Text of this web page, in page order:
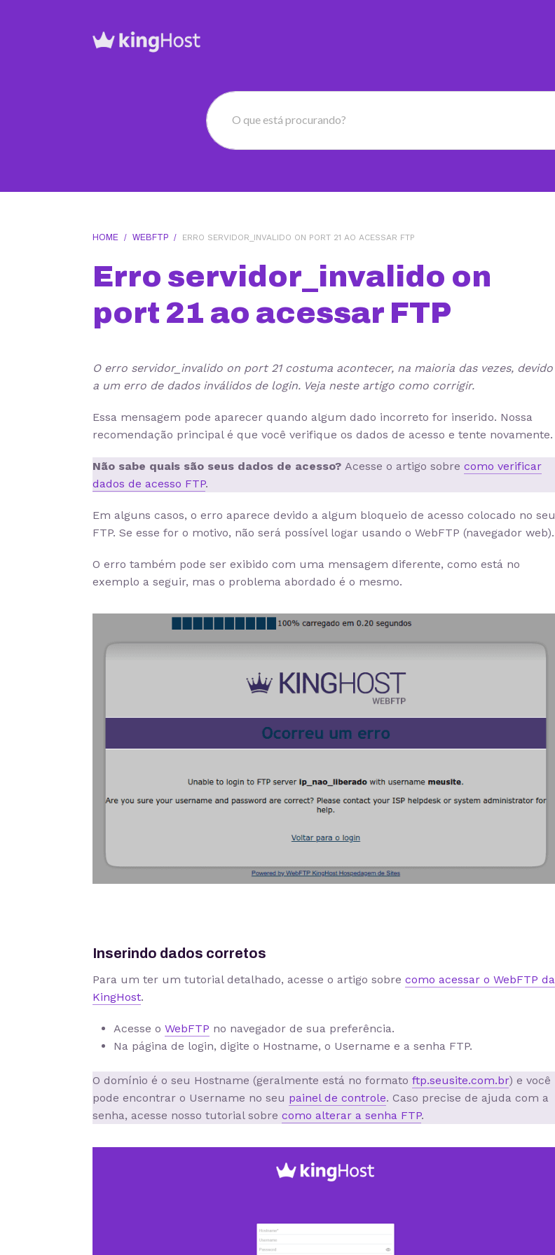
O que está procurando?
HOME / WEBFTP / ERRO SERVIDOR_INVALIDO ON PORT 21 AO ACESSAR FTP
Erro servidor_invalido on
port 21 ao acessar FTP
O erro servidor_invalido on port 21 costuma acontecer, na maioria das vezes, devido
a um erro de dados inválidos de login. Veja neste artigo como corrigir.
Essa mensagem pode aparecer quando algum dado incorreto for inserido. Nossa
recomendação principal é que você verifique os dados de acesso e tente novamente.
Não sabe quais são seus dados de acesso? Acesse o artigo sobre como verificar
dados de acesso FTP.
Em alguns casos, o erro aparece devido a algum bloqueio de acesso colocado no seu
FTP. Se esse for o motivo, não será possível logar usando o WebFTP (navegador web).
O erro também pode ser exibido com uma mensagem diferente, como está no
exemplo a seguir, mas o problema abordado é o mesmo.
Inserindo dados corretos
Para um ter um tutorial detalhado, acesse o artigo sobre como acessar o WebFTP da
KingHost.
Acesse o WebFTP no navegador de sua preferência.
Na página de login, digite o Hostname, o Username e a senha FTP.
O domínio é o seu Hostname (geralmente está no formato ftp.seusite.com.br) e você
pode encontrar o Username no seu painel de controle. Caso precise de ajuda com a
senha, acesse nosso tutorial sobre como alterar a senha FTP.